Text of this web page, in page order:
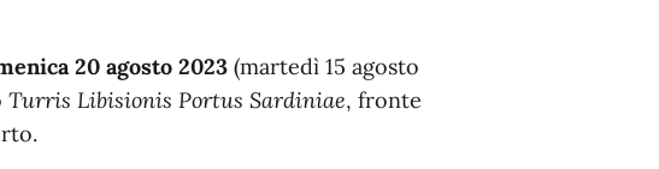
20 agosto 2023 (martedì 15 agosto
Turris Libisionis Portus Sardiniae, fronte